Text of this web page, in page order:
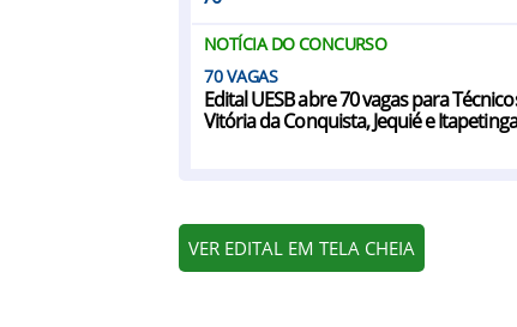
NOTÍCIA DO CONCURSO
70
Edital UESB abre 70 vagas para
Vitória da Conquista, Jequié e Itapetinga
VER EDITAL EM TELA CHEIA